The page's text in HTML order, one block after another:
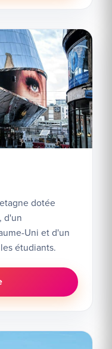
dotée
d'un
Uni et d'un
étudiants.